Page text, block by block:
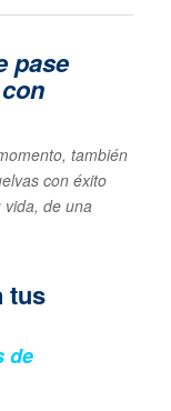
pase
también
con éxito
de una
tus
de